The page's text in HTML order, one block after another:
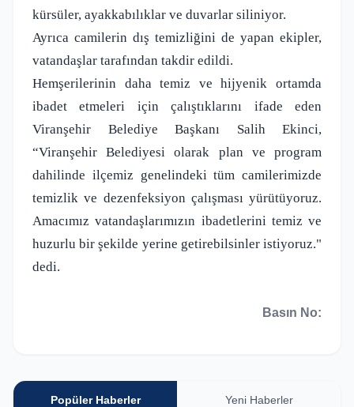
kürsüler, ayakkabılıklar ve duvarlar siliniyor.
Ayrıca camilerin dış temizliğini de yapan ekipler,
vatandaşlar tarafından takdir edildi.
Hemşerilerinin daha temiz ve hijyenik ortamda
ibadet etmeleri için çalıştıklarını ifade eden
Viranşehir Belediye Başkanı Salih Ekinci,
“Viranşehir Belediyesi olarak plan ve program
dahilinde ilçemiz genelindeki tüm camilerimizde
temizlik ve dezenfeksiyon çalışması yürütüyoruz.
Amacımız vatandaşlarımızın ibadetlerini temiz ve
huzurlu bir şekilde yerine getirebilsinler istiyoruz."
dedi.
Basın No:
Popüler Haberler Yeni Haberler